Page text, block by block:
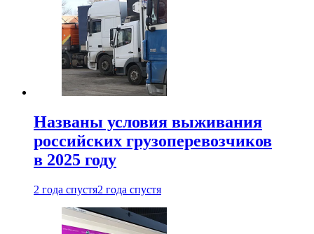
Названы условия выживания
российских грузоперевозчиков
в 2025 году
2 года спустя2 года спустя